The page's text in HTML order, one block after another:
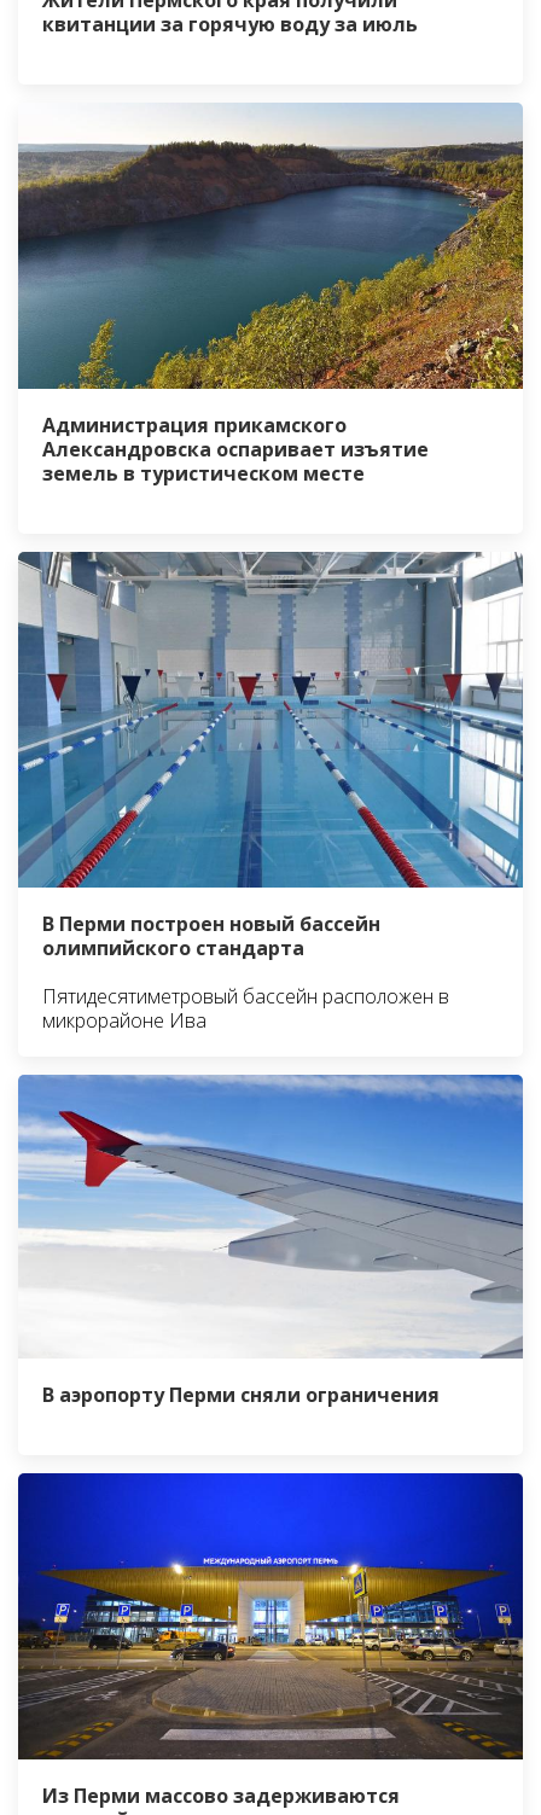
квитанции за горячую воду за июль
Администрация прикамского
Александровска оспаривает изъятие
земель в туристическом месте
В Перми построен новый бассейн
олимпийского стандарта
Пятидесятиметровый бассейн расположен в
микрорайоне Ива
В аэропорту Перми сняли ограничения
Из Перми массово задерживаются